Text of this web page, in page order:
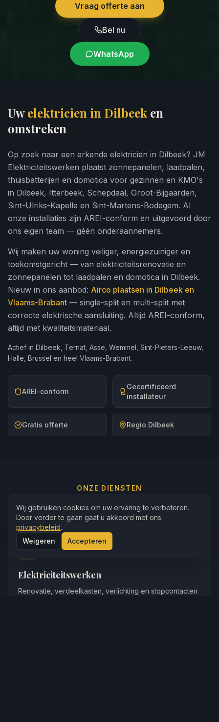
Vraag offerte aan
Bel nu
WhatsApp
Uwelektricien in Dilbeek en
omstreken
Op zoek naar een erkende elektricien in Dilbeek? JM
Elektriciteitswerken plaatst zonnepanelen, laadpalen,
thuisbatterijen en domotica voor gezinnen en KMO's
in Dilbeek, Itterbeek, Schepdaal, Groot-Bijgaarden,
Sint-Ulriks-Kapelle en Sint-Martens-Bodegem. Al
onze installaties zijn AREI-conform en uitgevoerd door
ons eigen team — géén onderaannemers.
Wij maken uw woning veiliger, energiezuiniger en
toekomstgericht — van elektriciteitsrenovatie en
zonnepanelen tot laadpalen en domotica in Dilbeek.
Nieuw in ons aanbod: Airco plaatsen in Dilbeek en
Vlaams-Brabant — single-split en multi-split met
correcte elektrische aansluiting. Altijd AREI-conform,
altijd met kwaliteitsmateriaal.
Actief in Dilbeek, Ternat, Asse, Wemmel, Sint-Pieters-Leeuw,
Halle, Brussel en heel Vlaams-Brabant.
AREI-conform
Gecertificeerd
installateur
Gratis offerte Regio Dilbeek
ONZE DIENSTEN
Wat wij voor u kunnenbetekenen
Elektriciteitswerken
Renovatie, verdeelkasten, verlichting en stopcontacten
Wij gebruiken cookies om uw ervaring te verbeteren.
Door verder te gaan gaat u akkoord met ons
privacybeleid.
Weigeren
Accepteren